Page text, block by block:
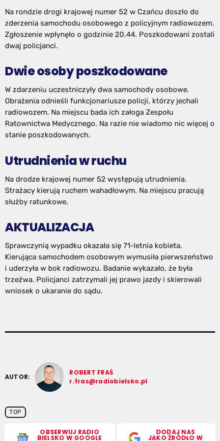
Na rondzie drogi krajowej numer 52 w Czańcu doszło do
zderzenia samochodu osobowego z policyjnym radiowozem.
Zgłoszenie wpłynęło o godzinie 20.44. Poszkodowani zostali
dwaj policjanci.
Dwie osoby poszkodowane
W zdarzeniu uczestniczyły dwa samochody osobowe.
Obrażenia odnieśli funkcjonariusze policji, którzy jechali
radiowozem. Na miejscu bada ich załoga Zespołu
Ratownictwa Medycznego. Na razie nie wiadomo nic więcej o
stanie poszkodowanych.
Utrudnienia w ruchu
Na drodze krajowej numer 52 występują utrudnienia.
Strażacy kierują ruchem wahadłowym. Na miejscu pracują
służby ratunkowe.
AKTUALIZACJA
Sprawczynią wypadku okazała się 71-letnia kobieta.
Kierująca samochodem osobowym wymusiła pierwszeństwo
i uderzyła w bok radiowozu. Badanie wykazało, że była
trzeźwa. Policjanci zatrzymali jej prawo jazdy i skierowali
wniosek o ukaranie do sądu.
AUTOR:
ROBERT FRAŚ
r.fras@radiobielsko.pl
TOP
OBSERWUJ RADIO
BIELSKO W GOOGLE
DODAJ NAS
JAKO ŹRÓDŁO W